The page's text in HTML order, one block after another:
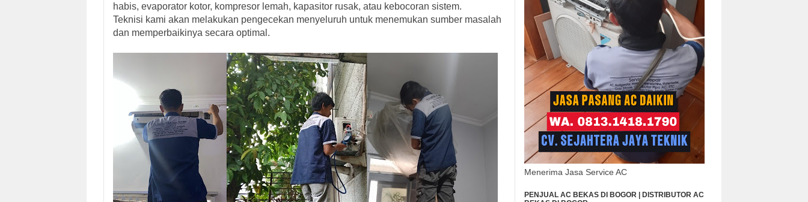
habis, evaporator kotor, kompresor lemah, kapasitor rusak, atau kebocoran sistem.
Teknisi kami akan melakukan pengecekan menyeluruh untuk menemukan sumber masalah
dan memperbaikinya secara optimal.
Menerima Jasa Service AC
PENJUAL AC BEKAS DI BOGOR | DISTRIBUTOR AC